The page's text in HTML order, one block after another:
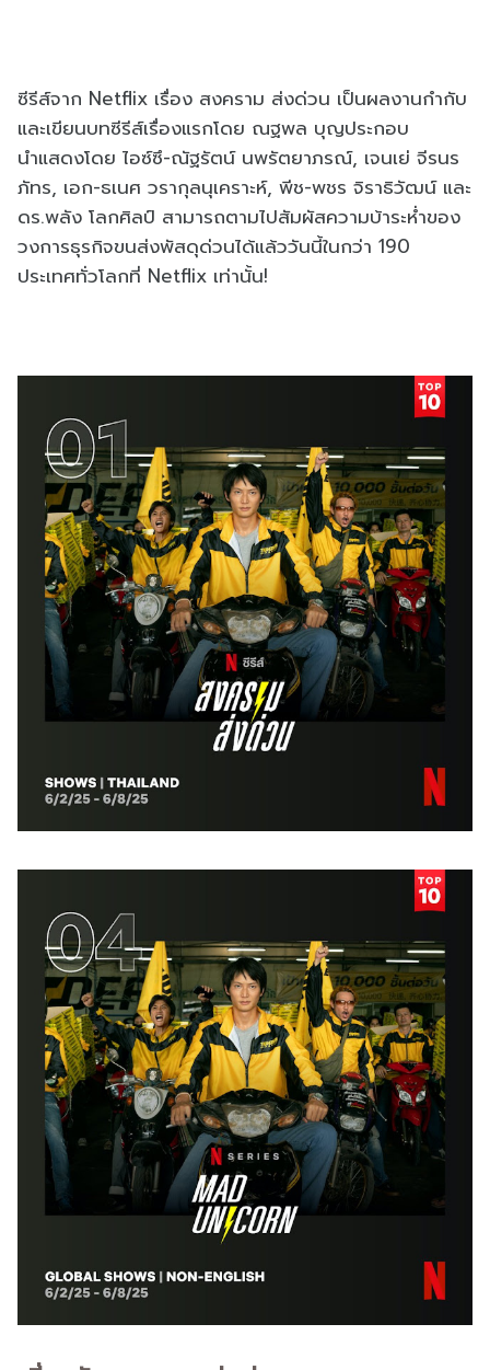
ซีรีส์จาก Netflix เรื่อง สงคราม ส่งด่วน เป็นผลงานกำกับ
และเขียนบทซีรีส์เรื่องแรกโดย ณฐพล บุญประกอบ
นำแสดงโดย ไอซ์ซึ-ณัฐรัตน์ นพรัตยาภรณ์, เจนเย่ จีรนร
ภัทร, เอก-ธเนศ วรากุลนุเคราะห์, พีช-พชร จิราธิวัฒน์ และ
ดร.พลัง โลกศิลป์ สามารถตามไปสัมผัสความบ้าระห่ำของ
วงการธุรกิจขนส่งพัสดุด่วนได้แล้ววันนี้ในกว่า 190
ประเทศทั่วโลกที่ Netflix เท่านั้น!